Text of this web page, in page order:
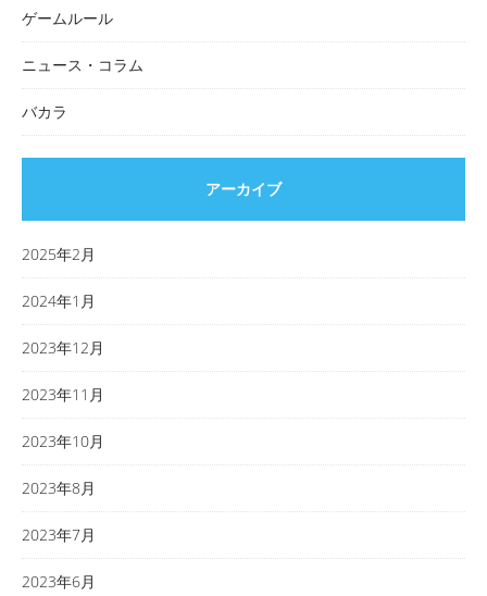
ゲームルール
ニュース・コラム
バカラ
アーカイブ
2025年2月
2024年1月
2023年12月
2023年11月
2023年10月
2023年8月
2023年7月
2023年6月